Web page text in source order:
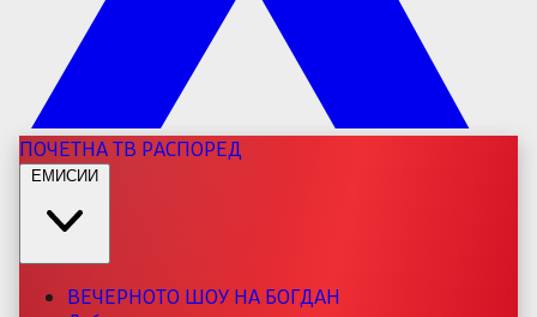
ПОЧЕТНАТВ РАСПОРЕД
ЕМИСИИ
ВЕЧЕРНОТО ШОУ НА БОГДАН